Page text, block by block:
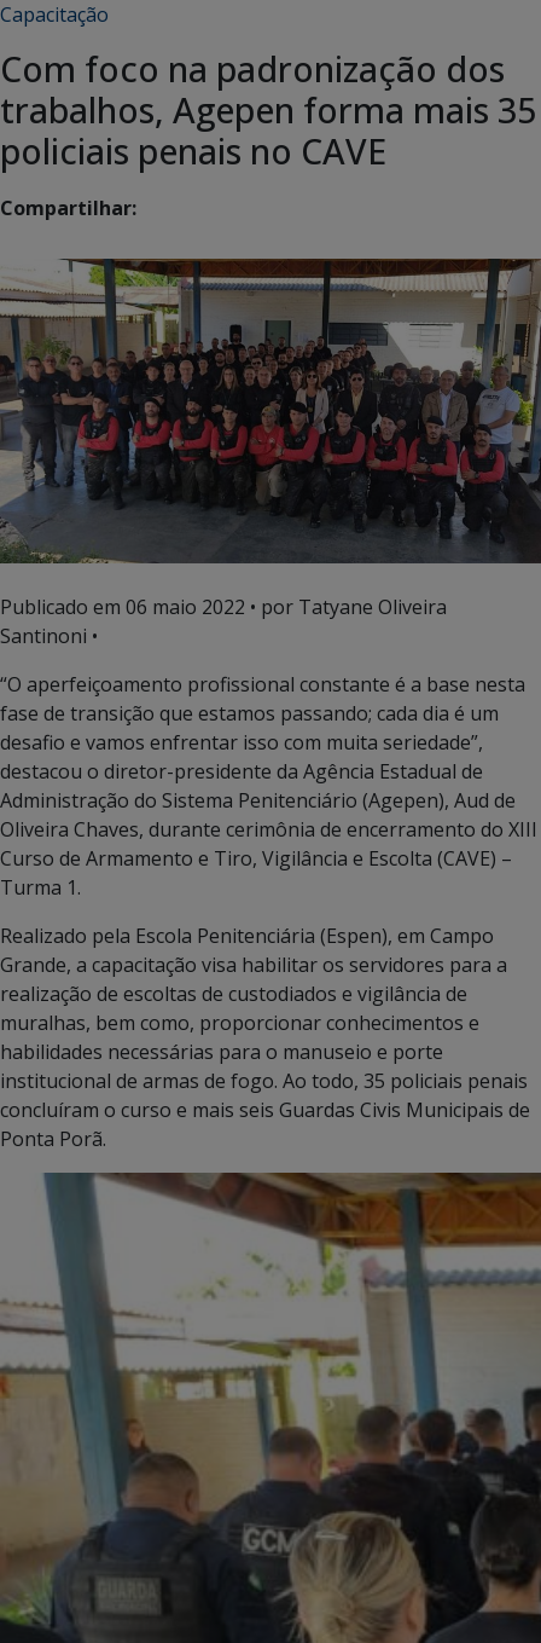
Capacitação
Com foco na padronização dos
trabalhos, Agepen forma mais 35
policiais penais no CAVE
Compartilhar:
Publicado em 06 maio 2022 • por Tatyane Oliveira
Santinoni •
“O aperfeiçoamento profissional constante é a base nesta
fase de transição que estamos passando; cada dia é um
desafio e vamos enfrentar isso com muita seriedade”,
destacou o diretor-presidente da Agência Estadual de
Administração do Sistema Penitenciário (Agepen), Aud de
Oliveira Chaves, durante cerimônia de encerramento do XIII
Curso de Armamento e Tiro, Vigilância e Escolta (CAVE) –
Turma 1.
Realizado pela Escola Penitenciária (Espen), em Campo
Grande, a capacitação visa habilitar os servidores para a
realização de escoltas de custodiados e vigilância de
muralhas, bem como, proporcionar conhecimentos e
habilidades necessárias para o manuseio e porte
institucional de armas de fogo. Ao todo, 35 policiais penais
concluíram o curso e mais seis Guardas Civis Municipais de
Ponta Porã.